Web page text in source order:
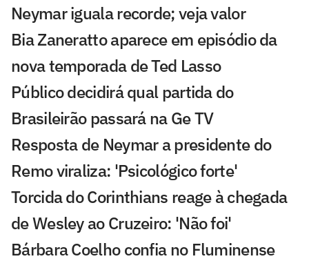
Neymar iguala recorde; veja valor
Bia Zaneratto aparece em episódio da
nova temporada de Ted Lasso
Público decidirá qual partida do
Brasileirão passará na Ge TV
Resposta de Neymar a presidente do
Remo viraliza: 'Psicológico forte'
Torcida do Corinthians reage à chegada
de Wesley ao Cruzeiro: 'Não foi'
Bárbara Coelho confia no Fluminense